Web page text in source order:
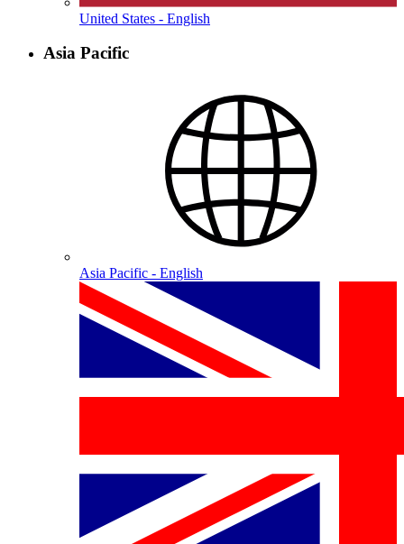
United States - English
Asia Pacific
Asia Pacific - English